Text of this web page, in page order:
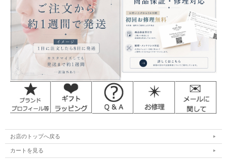
お店のトップへ戻る
カートを見る